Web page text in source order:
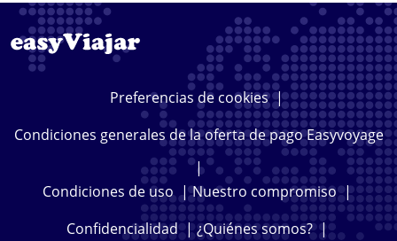
Preferencias de cookies|
Condiciones generales de la oferta de pago Easyvoyage
|
Condiciones de uso|Nuestro compromiso|
Confidencialidad|¿Quiénes somos?|